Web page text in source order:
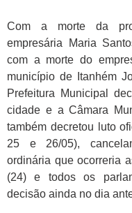
Com a morte da
empresária Maria
com a morte do
município de Itanhém
Prefeitura Municipal
cidade e a Câmara
também decretou luto
25 e 26/05),
ordinária que ocorreria
(24) e todos os
decisão ainda no dia